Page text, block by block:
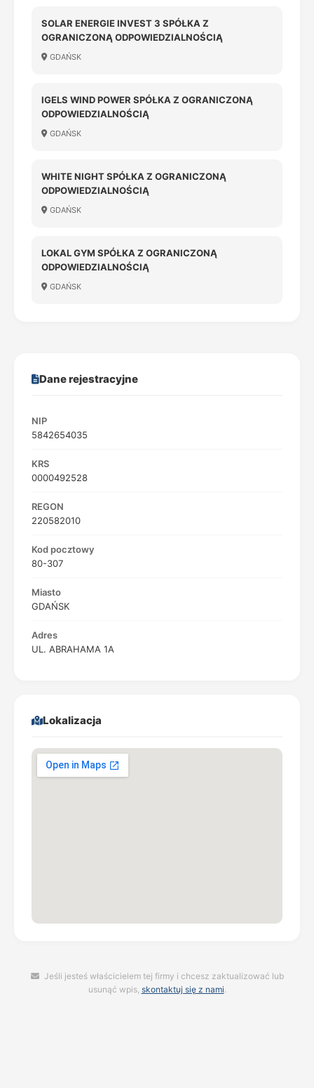
SOLAR ENERGIE INVEST 3 SPÓŁKA Z
OGRANICZONĄ ODPOWIEDZIALNOŚCIĄ
GDAŃSK
IGELS WIND POWER SPÓŁKA Z OGRANICZONĄ
ODPOWIEDZIALNOŚCIĄ
GDAŃSK
WHITE NIGHT SPÓŁKA Z OGRANICZONĄ
ODPOWIEDZIALNOŚCIĄ
GDAŃSK
LOKAL GYM SPÓŁKA Z OGRANICZONĄ
ODPOWIEDZIALNOŚCIĄ
GDAŃSK
Dane rejestracyjne
NIP
5842654035
KRS
0000492528
REGON
220582010
Kod pocztowy
80-307
Miasto
GDAŃSK
Adres
UL. ABRAHAMA 1A
Lokalizacja
Jeśli jesteś właścicielem tej firmy i chcesz zaktualizować lub
usunąć wpis, skontaktuj się z nami.